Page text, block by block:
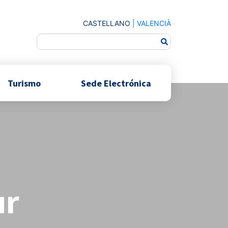
CASTELLANO VALENCIÀ
Turismo Sede Electrónica